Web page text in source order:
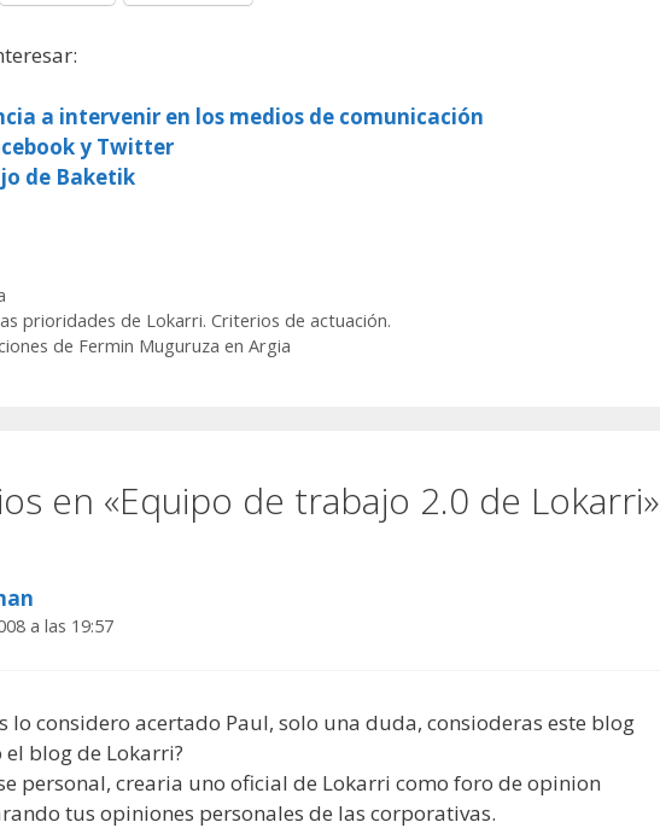
a intervenir en los medios de comunicación
y Twitter
de Baketik
prioridades de Lokarri. Criterios de actuación.
de Fermin Muguruza en Argia
en «Equipo de trabajo 2.0 de Lokarri»
a las 19:57
lo considero acertado Paul, solo una duda, consioderas este blog
blog de Lokarri?
personal, crearia uno oficial de Lokarri como foro de opinion
tus opiniones personales de las corporativas.